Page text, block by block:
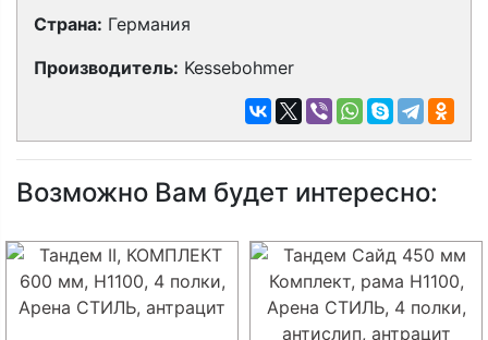
Страна: Германия
Производитель: Kessebohmer
Возможно Вам будет интересно: